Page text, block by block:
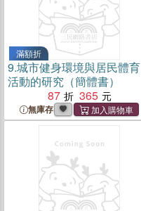
滿額折
9.城市健身環境與居民體育
活動的研究（簡體書）
87
365
無庫存